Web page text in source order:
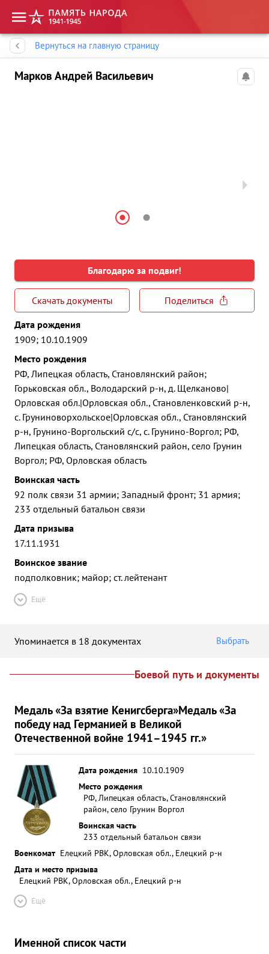
Вернуться на главную страницу
Марков Андрей Васильевич
Благодарю за подвиг!
Скачать документы
Поделиться
Дата рождения
1909; 10.10.1909
Место рождения
РФ, Липецкая область, Становлянский район;
Горьковская обл., Володарский р-н, д. Щелканово|
Орловская обл.|Орловская обл., Становленковский р-н,
с. Груниноворхольское|Орловская обл., Становлянский
р-н, Грунино-Воргольский с/с, с. Грунино-Воргол; РФ,
Липецкая область, Становлянский район, село Грунин
Воргол; РФ, Орловская область
Воинская часть
92 полк связи 31 армии; Западный фронт; 31 армия;
233 отдельный батальон связи
Дата призыва
17.11.1931
Воинское звание
подполковник; майор; ст. лейтенант
Ещё
Упоминается в 18 документах Выбрать
Боевой путь и документы
Медаль «За взятие Кенигсберга»Медаль «За
победу над Германией в Великой
Отечественной войне 1941–1945 гг.»
Дата рождения 10.10.1909
Место рождения
РФ, Липецкая область, Становлянский
район, село Грунин Воргол
Воинская часть
233 отдельный батальон связи
Военкомат Елецкий РВК, Орловская обл., Елецкий р-н
Дата и место призыва
Елецкий РВК, Орловская обл., Елецкий р-н
Ещё
Именной список части
Память народа